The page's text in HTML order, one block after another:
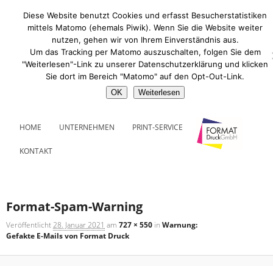
primären
Format Druck GmbH
ZUM
PRIMÄREN
SPRINGEN
HOME UNTERNEHMEN PRINT-SERVICE
KONTAKT
Format-Spam-Warning
Veröffentlicht28. Januar 2021 am 727 × 550 in Warnung:
Gefakte E-Mails von Format Druck
Diese Website benutzt Cookies und erfasst Besucherstatistiken
mittels Matomo (ehemals Piwik). Wenn Sie die Website weiter
nutzen, gehen wir von Ihrem Einverständnis aus.
Um das Tracking per Matomo auszuschalten, folgen Sie dem
"Weiterlesen"-Link zu unserer Datenschutzerklärung und klicken
Sie dort im Bereich "Matomo" auf den Opt-Out-Link.
OK Weiterlesen